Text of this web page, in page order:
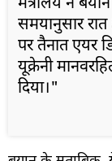
समयानुसार
पर तैनात एयर
यूक्रेनी
दिया।"